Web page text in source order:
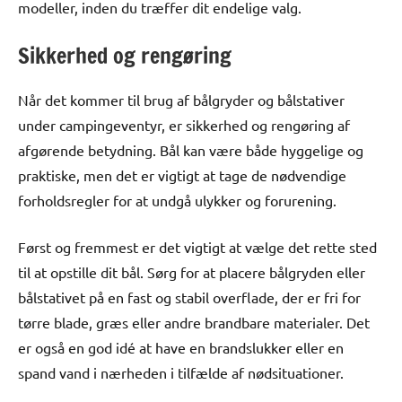
modeller, inden du træffer dit endelige valg.
Sikkerhed og rengøring
Når det kommer til brug af bålgryder og bålstativer
under campingeventyr, er sikkerhed og rengøring af
afgørende betydning. Bål kan være både hyggelige og
praktiske, men det er vigtigt at tage de nødvendige
forholdsregler for at undgå ulykker og forurening.
Først og fremmest er det vigtigt at vælge det rette sted
til at opstille dit bål. Sørg for at placere bålgryden eller
bålstativet på en fast og stabil overflade, der er fri for
tørre blade, græs eller andre brandbare materialer. Det
er også en god idé at have en brandslukker eller en
spand vand i nærheden i tilfælde af nødsituationer.